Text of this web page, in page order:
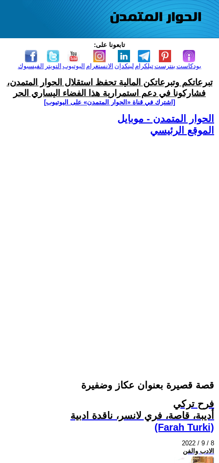
تابعونا على:
الفيسبوك التويتر اليوتيوب الانستغرام لينكدإن تيلكرامبنترست بودكاست
تبرعاتكم وتبرعاتكن المالية تحفظ استقلال الحوار المتمدن،
فشاركونا في دعم استمرارية هذا الفضاء اليساري الحر
[اشترك في قناة ‫«الحوار المتمدن» على اليوتيوب]
الحوار المتمدن - موبايل
الموقع الرئيسي
قصة قصيرة بعنوان عكاز وضفيرة
فرح تركي
أديبة، قاصة، فري لانسر، ناقدة ادبية
(Farah Turki)
2022 / 9 / 8
الادب والفن